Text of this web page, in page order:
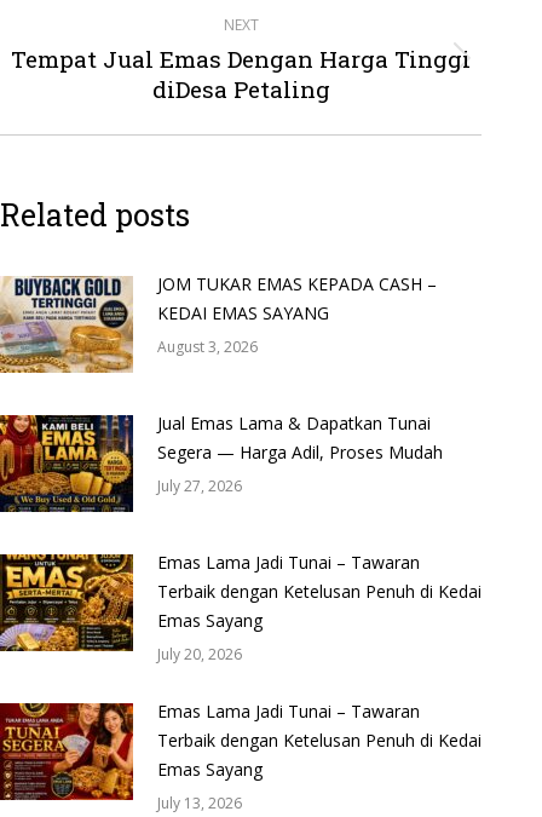
NEXT
Next
post:
Tempat Jual Emas Dengan Harga Tinggi
diDesa Petaling
Related posts
JOM TUKAR EMAS KEPADA CASH –
KEDAI EMAS SAYANG
August 3, 2026
Jual Emas Lama & Dapatkan Tunai
Segera — Harga Adil, Proses Mudah
July 27, 2026
Emas Lama Jadi Tunai – Tawaran
Terbaik dengan Ketelusan Penuh di Kedai
Emas Sayang
July 20, 2026
Emas Lama Jadi Tunai – Tawaran
Terbaik dengan Ketelusan Penuh di Kedai
Emas Sayang
July 13, 2026